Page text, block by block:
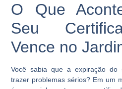
O Que
Seu
Vence no
Você sabia que a expiração do
trazer problemas sérios? Em um